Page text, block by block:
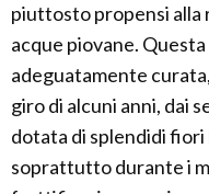
piuttosto propensi alla
acque piovane.
adeguatamente
giro di alcuni anni, dai
dotata di splendidi
soprattutto durante i